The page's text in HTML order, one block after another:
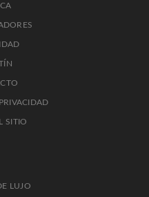
SITIO
LUJO